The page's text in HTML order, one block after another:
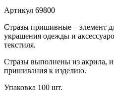
Артикул 69800
Стразы пришивные – элемент
украшения одежды и
текстиля.
Стразы выполнены из акрила,
пришивания к изделию.
Упаковка 100 шт.